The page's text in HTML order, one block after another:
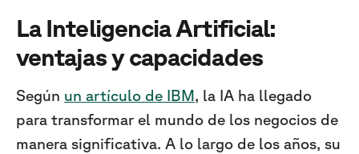
La Inteligencia Artificial:
ventajas y capacidades
Según un artículo de IBM, la IA ha llegado
para transformar el mundo de los negocios de
manera significativa. A lo largo de los años, su